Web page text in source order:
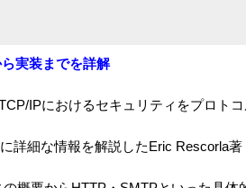
実装までを詳解
IPにおけるセキュリティをプロト
詳細な情報を解説したEric Rescorla著